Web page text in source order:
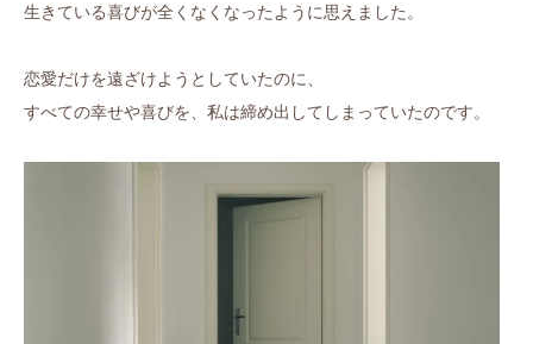
生きている喜びが全くなくなったように思えました。
恋愛だけを遠ざけようとしていたのに、
すべての幸せや喜びを、私は締め出してしまっていたのです。